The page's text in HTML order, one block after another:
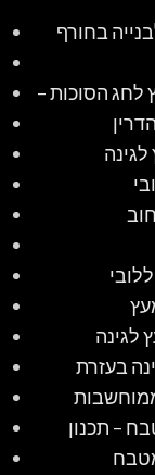
בחורף
לחג הסוכות –
לגינה
בעזרת
– תכנון